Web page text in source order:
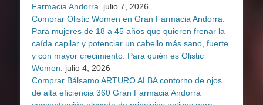
Farmacia Andorra.
julio 7, 2026
Comprar Olistic Women en Gran Farmacia Andorra.
Para mujeres de 18 a 45 años que quieren frenar la
caída capilar y potenciar un cabello más sano, fuerte
y con mayor crecimiento. Para quién es Olistic
Women: julio 4, 2026
Comprar Bálsamo ARTURO ALBA contorno de ojos
de alta eficiencia 360 Gran Farmacia Andorra